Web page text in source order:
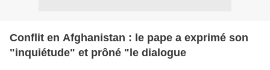
Conflit en Afghanistan : le pape a exprimé son
"inquiétude" et prôné "le dialogue